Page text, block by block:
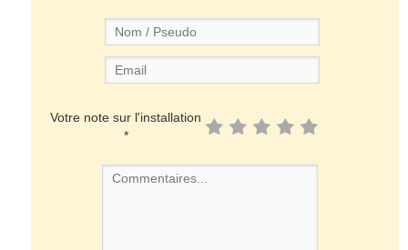
Votre note sur l'installation
*